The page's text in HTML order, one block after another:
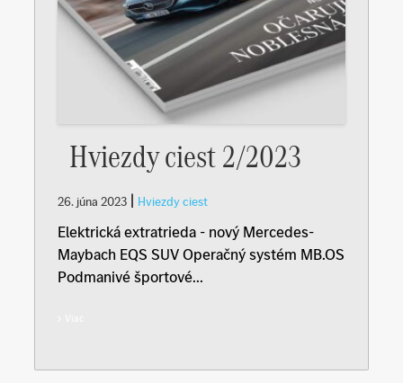
Hviezdy ciest 2/2023
26. júna 2023 | Hviezdy ciest
Elektrická extratrieda - nový Mercedes-
Maybach EQS SUV Operačný systém MB.OS
Podmanivé športové...